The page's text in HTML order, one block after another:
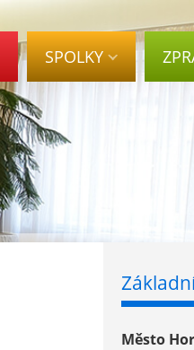
SPOLKY
Město